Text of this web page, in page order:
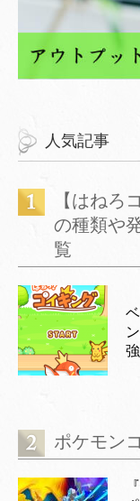
人気記事
【はねろ
の種類や
覧
ポケモン